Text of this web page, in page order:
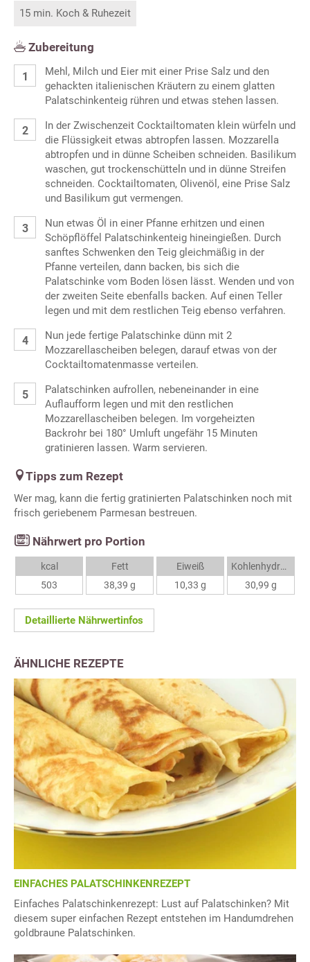
15 min. Koch & Ruhezeit
Zubereitung
Mehl, Milch und Eier mit einer Prise Salz und den
gehackten italienischen Kräutern zu einem glatten
Palatschinkenteig rühren und etwas stehen lassen.
In der Zwischenzeit Cocktailtomaten klein würfeln und
die Flüssigkeit etwas abtropfen lassen. Mozzarella
abtropfen und in dünne Scheiben schneiden. Basilikum
waschen, gut trockenschütteln und in dünne Streifen
schneiden. Cocktailtomaten, Olivenöl, eine Prise Salz
und Basilikum gut vermengen.
Nun etwas Öl in einer Pfanne erhitzen und einen
Schöpflöffel Palatschinkenteig hineingießen. Durch
sanftes Schwenken den Teig gleichmäßig in der
Pfanne verteilen, dann backen, bis sich die
Palatschinke vom Boden lösen lässt. Wenden und von
der zweiten Seite ebenfalls backen. Auf einen Teller
legen und mit dem restlichen Teig ebenso verfahren.
Nun jede fertige Palatschinke dünn mit 2
Mozzarellascheiben belegen, darauf etwas von der
Cocktailtomatenmasse verteilen.
Palatschinken aufrollen, nebeneinander in eine
Auflaufform legen und mit den restlichen
Mozzarellascheiben belegen. Im vorgeheizten
Backrohr bei 180° Umluft ungefähr 15 Minuten
gratinieren lassen. Warm servieren.
Tipps zum Rezept
Wer mag, kann die fertig gratinierten Palatschinken noch mit
frisch geriebenem Parmesan bestreuen.
Nährwert pro Portion
kcal
503
Fett
38,39 g
Eiweiß
10,33 g
Kohlenhydrate
30,99 g
Detaillierte Nährwertinfos
ÄHNLICHE REZEPTE
EINFACHES PALATSCHINKENREZEPT
Einfaches Palatschinkenrezept: Lust auf Palatschinken? Mit
diesem super einfachen Rezept entstehen im Handumdrehen
goldbraune Palatschinken.